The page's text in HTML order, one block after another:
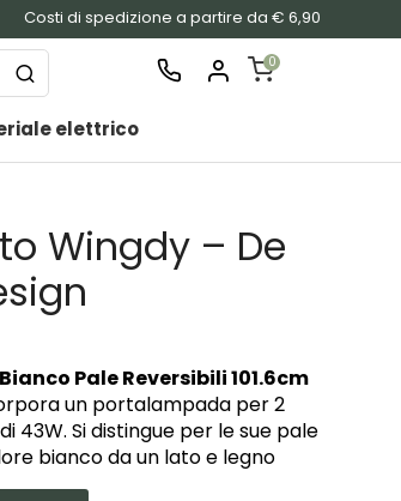
Costi di spedizione a partire da € 6,90
0
CART
elettrico
Wingdy – De
Pale Reversibili 101.6cm
un portalampada per 2
43W. Si distingue per le sue pale
bianco da un lato e legno